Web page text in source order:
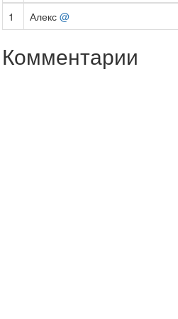
1 Алекс @
Комментарии